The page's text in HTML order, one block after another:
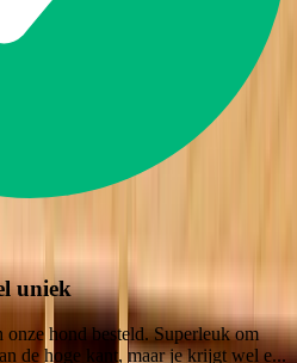
uniek
hond besteld. Superleuk om
de hoge kant, maar je krijgt wel e...